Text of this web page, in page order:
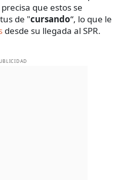
que estos se
de "cursando“, lo que le
desde su llegada al SPR.